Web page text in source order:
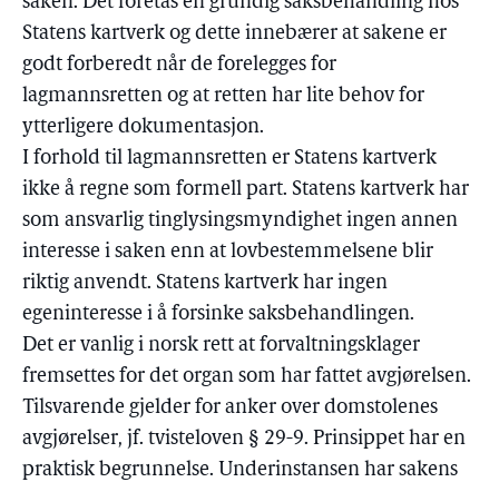
Statens kartverk og dette innebærer at sakene er
godt forberedt når de forelegges for
lagmannsretten og at retten har lite behov for
ytterligere dokumentasjon.
I forhold til lagmannsretten er Statens kartverk
ikke å regne som formell part. Statens kartverk har
som ansvarlig tinglysingsmyndighet ingen annen
interesse i saken enn at lovbestemmelsene blir
riktig anvendt. Statens kartverk har ingen
egeninteresse i å forsinke saksbehandlingen.
Det er vanlig i norsk rett at forvaltningsklager
fremsettes for det organ som har fattet avgjørelsen.
Tilsvarende gjelder for anker over domstolenes
avgjørelser, jf. tvisteloven § 29-9. Prinsippet har en
praktisk begrunnelse. Underinstansen har sakens